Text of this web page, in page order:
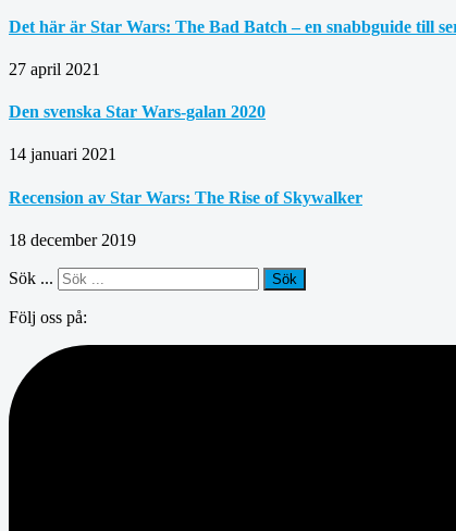
Det här är Star Wars: The Bad Batch – en snabbguide till
27 april 2021
Den svenska Star Wars-galan 2020
14 januari 2021
Recension av Star Wars: The Rise of Skywalker
18 december 2019
Sök ... Sök
Följ oss på: